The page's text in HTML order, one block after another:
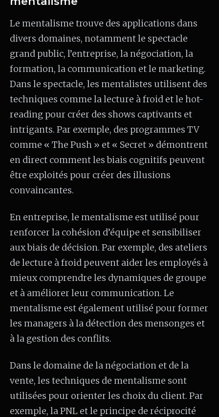
Le mentalisme trouve des applications dans
divers domaines, notamment le spectacle
grand public, l’entreprise, la négociation, la
formation, la communication et le marketing.
Dans le spectacle, les mentalistes utilisent des
techniques comme la lecture à froid et le hot-
reading pour créer des shows captivants et
intrigants. Par exemple, des programmes TV
comme « The Push » et « Secret » démontrent
en direct comment les biais cognitifs peuvent
être exploités pour créer des illusions
convaincantes.
En entreprise, le mentalisme est utilisé pour
renforcer la cohésion d’équipe et sensibiliser
aux biais de décision. Par exemple, des ateliers
de lecture à froid peuvent aider les employés à
mieux comprendre les dynamiques de groupe
et à améliorer leur communication. Le
mentalisme est également utilisé pour former
les managers à la détection des mensonges et
à la gestion des conflits.
Dans le domaine de la négociation et de la
vente, les techniques de mentalisme sont
utilisées pour orienter les choix du client. Par
exemple, la PNL et le principe de réciprocité